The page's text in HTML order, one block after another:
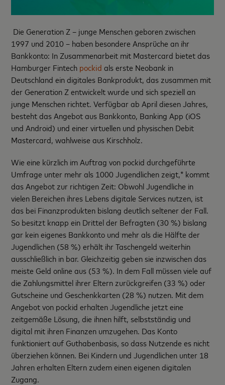
Die Generation Z – junge Menschen geboren zwischen
1997 und 2010 – haben besondere Ansprüche an ihr
Bankkonto: In Zusammenarbeit mit Mastercard bietet das
Hamburger Fintech pockid als erste Neobank in
Deutschland ein digitales Bankprodukt, das zusammen mit
der Generation Z entwickelt wurde und sich speziell an
junge Menschen richtet. Verfügbar ab April diesen Jahres,
besteht das Angebot aus Bankkonto, Banking App (iOS
und Android) und einer virtuellen und physischen Debit
Mastercard, wahlweise aus Kirschholz.
Wie eine kürzlich im Auftrag von pockid durchgeführte
Umfrage unter mehr als 1000 Jugendlichen zeigt,* kommt
das Angebot zur richtigen Zeit: Obwohl Jugendliche in
vielen Bereichen ihres Lebens digitale Services nutzen, ist
das bei Finanzprodukten bislang deutlich seltener der Fall.
So besitzt knapp ein Drittel der Befragten (30 %) bislang
gar kein eigenes Bankkonto und mehr als die Hälfte der
Jugendlichen (58 %) erhält ihr Taschengeld weiterhin
ausschließlich in bar. Gleichzeitig geben sie inzwischen das
meiste Geld online aus (53 %). In dem Fall müssen viele auf
die Zahlungsmittel ihrer Eltern zurückgreifen (33 %) oder
Gutscheine und Geschenkkarten (28 %) nutzen. Mit dem
Angebot von pockid erhalten Jugendliche jetzt eine
zeitgemäße Lösung, die ihnen hilft, selbstständig und
digital mit ihren Finanzen umzugehen. Das Konto
funktioniert auf Guthabenbasis, so dass Nutzende es nicht
überziehen können. Bei Kindern und Jugendlichen unter 18
Jahren erhalten Eltern zudem einen eigenen digitalen
Zugang.